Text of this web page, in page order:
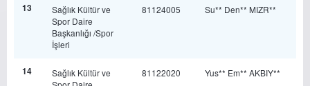
13
Sağlık Kültür ve
Spor Daire
Başkanlığı /Spor
İşleri
81124005 Su** Den** MIZR**
14
Sağlık Kültür ve
81122020 Yus** Em** AKBIY**